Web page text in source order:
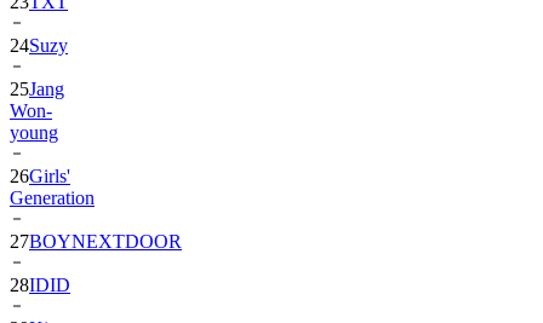
24Suzy
25Jang
Won-
young
26Girls'
Generation
27BOYNEXTDOOR
28IDID